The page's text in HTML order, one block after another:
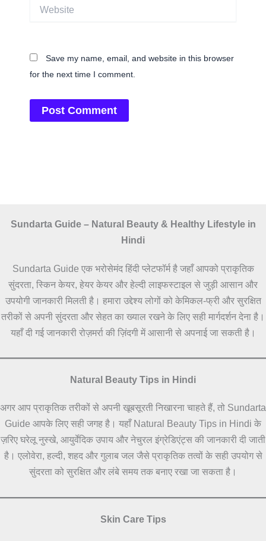
Save my name, email, and website in this browser
for the next time I comment.
Sundarta Guide – Natural Beauty & Healthy Lifestyle in
Hindi
Sundarta Guide एक भरोसेमंद हिंदी प्लेटफॉर्म है जहाँ आपको प्राकृतिक
सुंदरता, स्किन केयर, हेयर केयर और हेल्दी लाइफस्टाइल से जुड़ी आसान और
उपयोगी जानकारी मिलती है। हमारा उद्देश्य लोगों को केमिकल-फ्री और सुरक्षित
तरीकों से अपनी सुंदरता और सेहत का ख्याल रखने के लिए सही मार्गदर्शन देना है।
यहाँ दी गई जानकारी रोज़मर्रा की ज़िंदगी में आसानी से अपनाई जा सकती है।
Natural Beauty Tips in Hindi
अगर आप प्राकृतिक तरीकों से अपनी खूबसूरती निखारना चाहते हैं, तो Sundarta
Guide आपके लिए सही जगह है। यहाँ Natural Beauty Tips in Hindi के
ज़रिए घरेलू नुस्खे, आयुर्वेदिक उपाय और नेचुरल इंग्रेडिएंट्स की जानकारी दी जाती
है। एलोवेरा, हल्दी, शहद और गुलाब जल जैसे प्राकृतिक तत्वों के सही उपयोग से
सुंदरता को सुरक्षित और लंबे समय तक बनाए रखा जा सकता है।
Skin Care Tips